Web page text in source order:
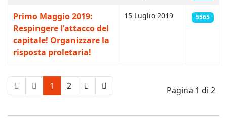
Primo Maggio 2019:
Respingere l'attacco del
capitale! Organizzare la
risposta proletaria!
15 Luglio 2019 5565
Pagina 1 di 2
1 2